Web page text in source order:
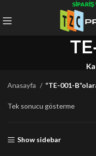
Anasayfa “TE-001-
Tek sonucu gösterme
Show sidebar